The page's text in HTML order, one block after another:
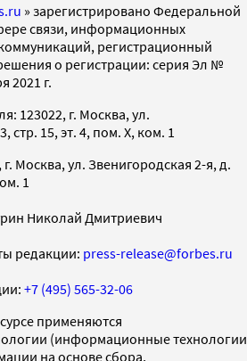
» зарегистрировано Федеральной
связи, информационных
регистрационный
о регистрации: серия Эл №
2021 г.
123022, г. Москва, ул.
стр. 15, эт. 4, пом. X, ком. 1
Москва, ул. Звенигородская 2-я, д.
1
Николай Дмитриевич
редакции: press-release@forbes.ru
+7 (495) 565-32-06
применяются
(информационные технологии
на основе сбора,